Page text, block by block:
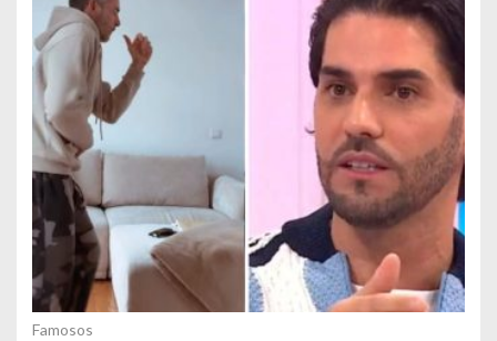
Famosos